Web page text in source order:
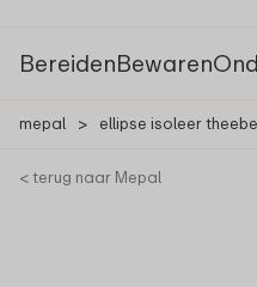
BereidenBewaren
mepal > ellipse isoleer
< terug naar Mepal